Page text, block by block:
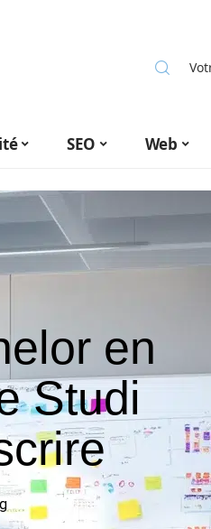
SEO Web
en
Studi